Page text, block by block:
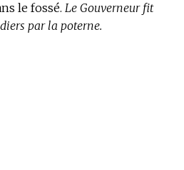
le fossé. Le Gouverneur fit
par la poterne.